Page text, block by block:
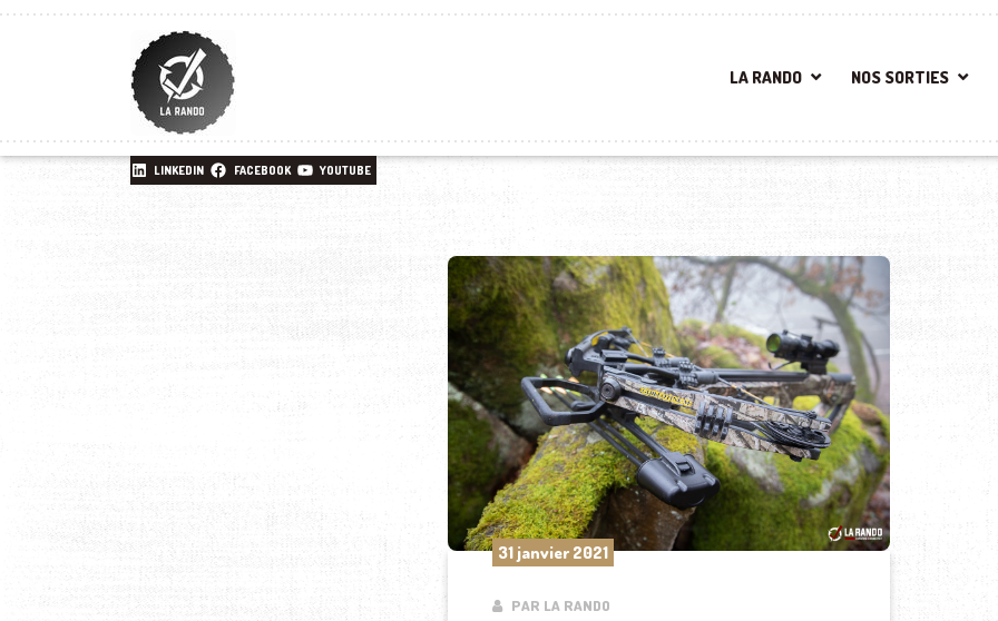
LA RANDO NOS SORTIES
LINKEDIN FACEBOOK YOUTUBE
31 janvier 2021
PAR LA RANDO